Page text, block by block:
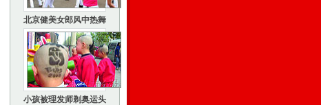
北京健美女郎风中热舞
小孩被理发师剃奥运头